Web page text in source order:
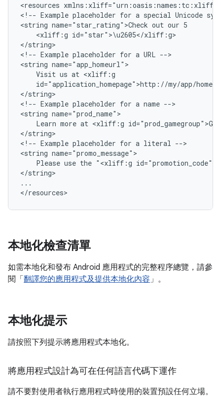
<resources
<!-- Example placeholder for a special Unicode
<string name="star_rating">Check out our
<xliff:g id="star">\u2605</xliff:g>
</string>
<!-- Example placeholder for a URL -->
<string
Visit us at
id="application_homepage">http://my/app/
</string>
<!-- Example placeholder for a name -->
<string
Learn more at <xliff:g
</string>
<!-- Example placeholder for a literal -->
<string
Please use the "<xliff:g
</string>
...
</resources>
本地化檢查清單
如需本地化和發布 Android 應用程式的完整程序總覽，請參
閱「 翻譯您的應用程式及提供本地化內容」。
本地化提示
請按照下列提示將應用程式本地化。
將應用程式設計為可在任何語言代碼下運作
請不要對使用者執行應用程式時使用的裝置預設任何立場。